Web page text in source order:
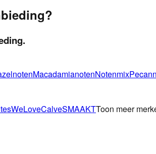
MacadamianotenNotenmix
CalveSMAAKTToon meer